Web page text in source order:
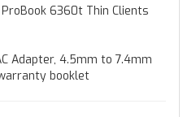
6360t Thin Clients
Adapter, 4.5mm to 7.4mm
booklet